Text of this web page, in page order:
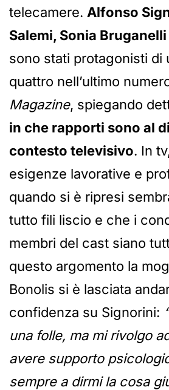
telecamere. Alfonso
Salemi, Sonia
sono stati protagonisti di
quattro nell’ultimo
Magazine, spiegando
in che rapporti sono al
contesto televisivo. In
esigenze lavorative e
quando si è ripresi
tutto fili liscio e che i
membri del cast siano
questo argomento la
Bonolis si è lasciata
confidenza su Signorini:
una folle, ma mi rivolgo
avere supporto
sempre a dirmi la cosa